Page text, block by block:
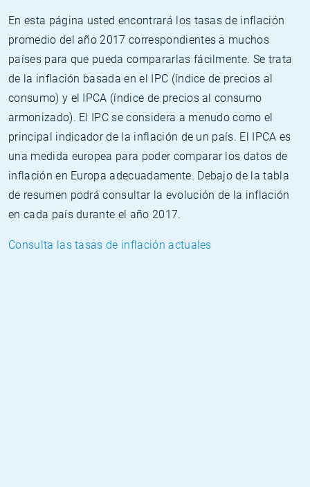
En esta página usted encontrará los tasas de inflación
promedio del año 2017 correspondientes a muchos
países para que pueda compararlas fácilmente. Se trata
de la inflación basada en el IPC (índice de precios al
consumo) y el IPCA (índice de precios al consumo
armonizado). El IPC se considera a menudo como el
principal indicador de la inflación de un país. El IPCA es
una medida europea para poder comparar los datos de
inflación en Europa adecuadamente. Debajo de la tabla
de resumen podrá consultar la evolución de la inflación
en cada país durante el año 2017.
Consulta las tasas de inflación actuales